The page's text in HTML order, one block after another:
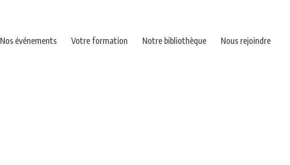
Nos événements Votre formation Notre bibliothèque Nous rejoindre